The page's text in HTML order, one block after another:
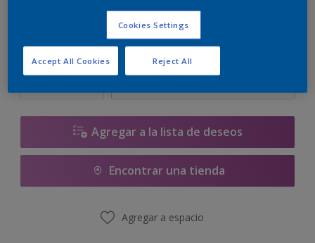
5 L
Cantidad Calculadora de pintura
Agregar a la lista de deseos
Encontrar una tienda
Agregar a espacio
Cookies Settings
Reject All
Accept All Cookies